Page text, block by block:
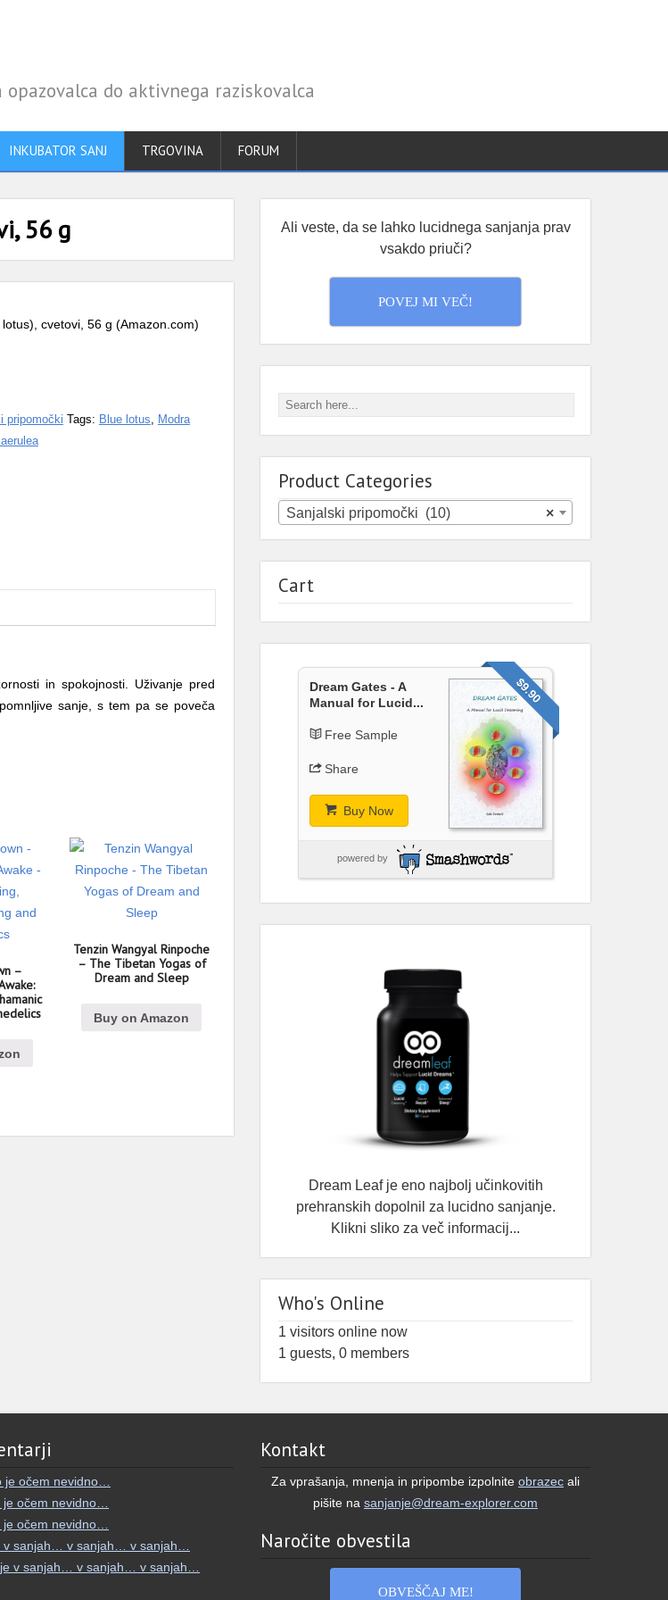
do aktivnega raziskovalca
INKUBATOR SANJ TRGOVINA FORUM
56 g
cvetovi, 56 g (Amazon.com)
pripomočki Tags: Blue lotus
Modra
in spokojnosti. Uživanje pred
sanje, s tem pa se poveča
–
Tenzin Wangyal Rinpoche
– The Tibetan Yogas of
Dream and Sleep
Buy on Amazon
Ali veste, da se lahko lucidnega sanjanja prav
vsakdo priuči?
POVEJ MI VEČ!
Product Categories
×
Sanjalski pripomočki (10)
Cart
$9.90
Dream Gates - A
Manual for Lucid...
Free Sample
Share
Buy Now
powered by
Dream Leaf je eno najbolj učinkovitih
prehranskih dopolnil za lucidno sanjanje.
Klikni sliko za več informacij...
Who's Online
1 visitors online now
1 guests, 0 members
je očem nevidno…
je očem nevidno…
je očem nevidno…
v sanjah… v sanjah… v sanjah…
v sanjah… v sanjah… v sanjah…
Kontakt
Za vprašanja, mnenja in pripombe izpolnite obrazec ali
pišite na sanjanje@dream-explorer.com
Naročite obvestila
OBVEŠČAJ ME!